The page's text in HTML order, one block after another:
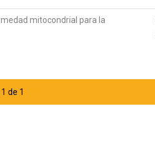
mitocondrial para la
de 1